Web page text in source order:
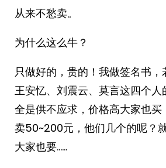
从来不愁卖。
为什么这么牛？
只做好的，贵的！我做签名书，
王安忆、刘震云、莫言这四个人
全是供不应求，价格高大家也买
卖50~200元，他们几个的呢？
大家也要……